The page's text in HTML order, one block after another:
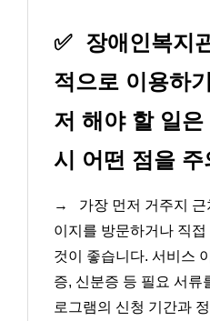
✅ 장애인복지
적으로 이용하
저 해야 할 일
시 어떤 점을
→
가장 먼저 거주지
이지를 방문하거나 직
것이 좋습니다. 서비스
증, 신분증 등 필요 서류
로그램의 신청 기간과